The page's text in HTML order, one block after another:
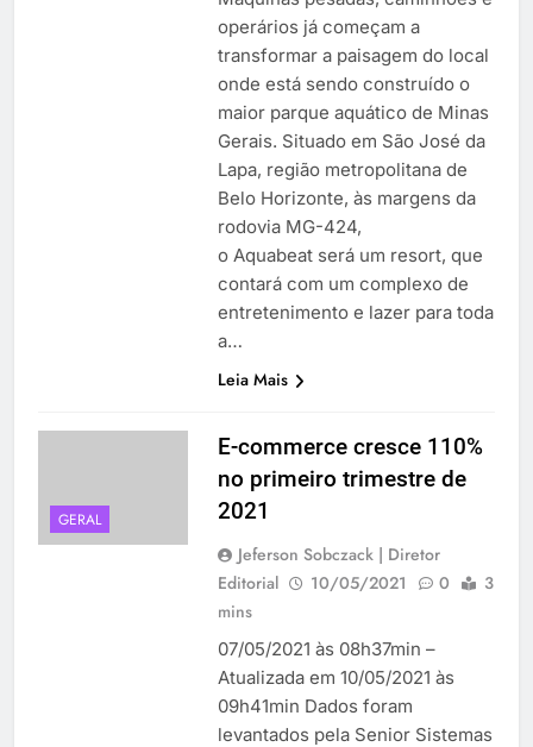
operários já começam a
transformar a paisagem do local
onde está sendo construído o
maior parque aquático de Minas
Gerais. Situado em São José da
Lapa, região metropolitana de
Belo Horizonte, às margens da
rodovia MG-424,
o Aquabeat será um resort, que
contará com um complexo de
entretenimento e lazer para toda
a…
Leia Mais
GERAL
E-commerce cresce 110%
no primeiro trimestre de
2021
Jeferson Sobczack | Diretor
Editorial
10/05/2021 0
3
mins
07/05/2021 às 08h37min –
Atualizada em 10/05/2021 às
09h41min Dados foram
levantados pela Senior Sistemas